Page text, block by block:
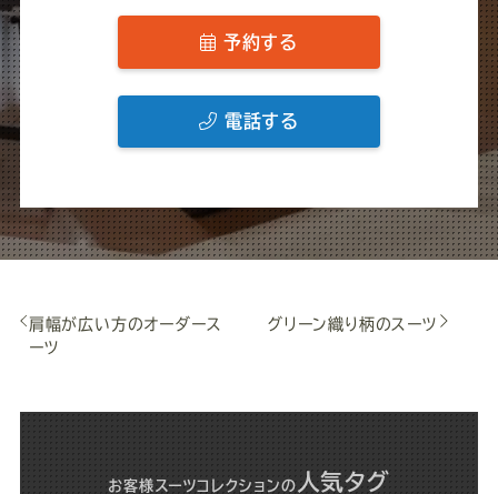
予約する
電話する
肩幅が広い方のオーダース
ーツ
グリーン織り柄のスーツ
お客様スーツコレクションの 人気タグ